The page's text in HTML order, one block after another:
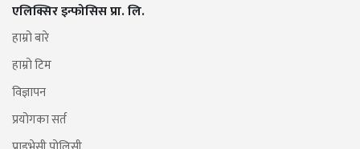
एलिक्सिर इन्फोसिस प्रा. लि.
हाम्रो बारे
हाम्रो टिम
विज्ञापन
प्रयोगका सर्त